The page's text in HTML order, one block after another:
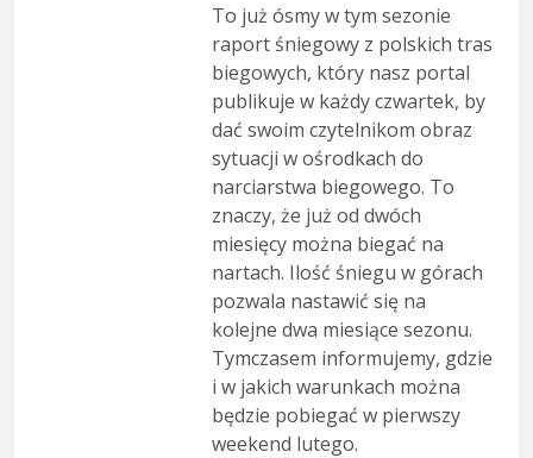
To już ósmy w tym sezonie
raport śniegowy z polskich tras
biegowych, który nasz portal
publikuje w każdy czwartek, by
dać swoim czytelnikom obraz
sytuacji w ośrodkach do
narciarstwa biegowego. To
znaczy, że już od dwóch
miesięcy można biegać na
nartach. Ilość śniegu w górach
pozwala nastawić się na
kolejne dwa miesiące sezonu.
Tymczasem informujemy, gdzie
i w jakich warunkach można
będzie pobiegać w pierwszy
weekend lutego.